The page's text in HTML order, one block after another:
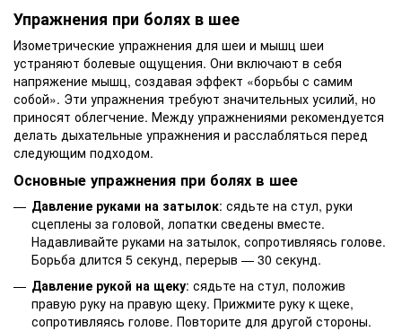
Упражнения при болях в шее
Изометрические упражнения для шеи и мышц шеи
устраняют болевые ощущения. Они включают в себя
напряжение мышц, создавая эффект «борьбы с самим
собой». Эти упражнения требуют значительных усилий, но
приносят облегчение. Между упражнениями рекомендуется
делать дыхательные упражнения и расслабляться перед
следующим подходом.
Основные упражнения при болях в шее
Давление руками на затылок: сядьте на стул, руки
сцеплены за головой, лопатки сведены вместе.
Надавливайте руками на затылок, сопротивляясь голове.
Борьба длится 5 секунд, перерыв — 30 секунд.
Давление рукой на щеку: сядьте на стул, положив
правую руку на правую щеку. Прижмите руку к щеке,
сопротивляясь голове. Повторите для другой стороны.